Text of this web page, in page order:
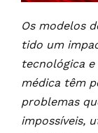
Os modelos
tido um
tecnológica
médica têm
problemas
impossíveis,